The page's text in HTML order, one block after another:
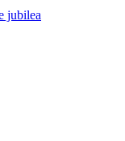
jubilea